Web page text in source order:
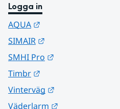
Logga in
AQUA
SIMAIR
SMHI Pro
Timbr
Vinterväg
Väderlarm